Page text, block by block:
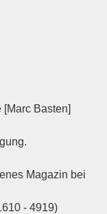
Basten]
Magazin bei
- 4919)